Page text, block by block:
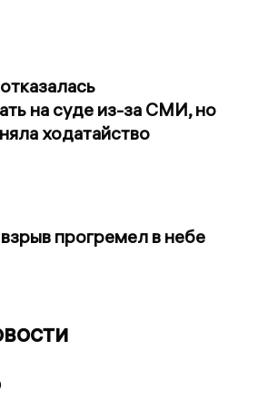
на суде из-за СМИ, но
ходатайство
прогремел в небе